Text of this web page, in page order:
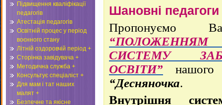
Підвищення кваліфікації
педагогів
Атестація педагогів
Освітній процес у період
воєнного стану
Літній оздоровчій період +
Сторінка завідувача +
Методична служба +
Консультує спеціаліст +
Для мам і тат наших
малят +
Безпечне та якісне
Шановні педагоги
Пропонуємо
СИСТЕМУ
ОСВІТИ”
“Десняночка.
Внутрішня